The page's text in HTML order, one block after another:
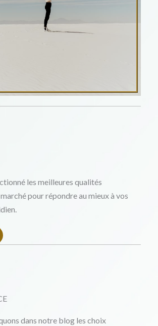
les meilleures qualités
pour répondre au mieux à vos
dans notre blog les choix